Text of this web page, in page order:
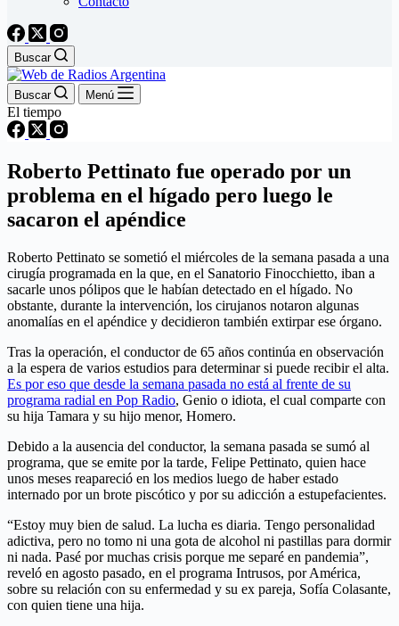
Buscar
Buscar Menú
El tiempo
Roberto Pettinato fue operado por un
problema en el hígado pero luego le
sacaron el apéndice
Roberto Pettinato se sometió el miércoles de la semana pasada a una
cirugía programada en la que, en el Sanatorio Finocchietto, iban a
sacarle unos pólipos que le habían detectado en el hígado. No
obstante, durante la intervención, los cirujanos notaron algunas
anomalías en el apéndice y decidieron también extirpar ese órgano.
Tras la operación, el conductor de 65 años continúa en observación
a la espera de varios estudios para determinar si puede recibir el alta.
Es por eso que desde la semana pasada no está al frente de su
programa radial en Pop Radio, Genio o idiota, el cual comparte con
su hija Tamara y su hijo menor, Homero.
Debido a la ausencia del conductor, la semana pasada se sumó al
programa, que se emite por la tarde, Felipe Pettinato, quien hace
unos meses reapareció en los medios luego de haber estado
internado por un brote piscótico y por su adicción a estupefacientes.
“Estoy muy bien de salud. La lucha es diaria. Tengo personalidad
adictiva, pero no tomo ni una gota de alcohol ni pastillas para dormir
ni nada. Pasé por muchas crisis porque me separé en pandemia”,
reveló en agosto pasado, en el programa Intrusos, por América,
sobre su relación con su enfermedad y su ex pareja, Sofía Colasante,
con quien tiene una hija.